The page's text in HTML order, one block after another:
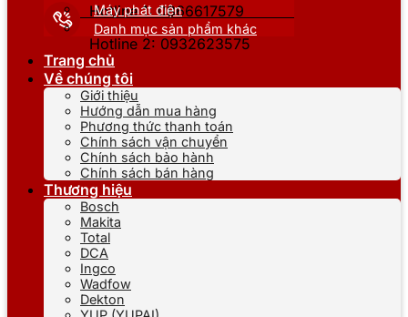
Hotline 1: 0866617579
Hotline 2: 0932623575
Máy phát điện
Danh mục sản phẩm khác
Trang chủ
Về chúng tôi
Giới thiệu
Hướng dẫn mua hàng
Phương thức thanh toán
Chính sách vận chuyển
Chính sách bảo hành
Chính sách bán hàng
Thương hiệu
Bosch
Makita
Total
DCA
Ingco
Wadfow
Dekton